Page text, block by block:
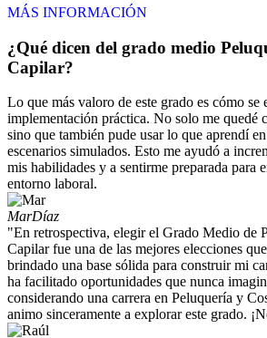
MÁS INFORMACIÓN
¿Qué dicen del grado medio
Capilar?
Lo que más valoro de este grado es cómo se
implementación práctica. No solo me quedé
sino que también pude usar lo que aprendí
escenarios simulados. Esto me ayudó a
mis habilidades y a sentirme preparada para
entorno laboral.
MarDíaz
"En retrospectiva, elegir el Grado Medio de
Capilar fue una de las mejores elecciones
brindado una base sólida para construir mi
ha facilitado oportunidades que nunca
considerando una carrera en Peluquería y
animo sinceramente a explorar este grado.